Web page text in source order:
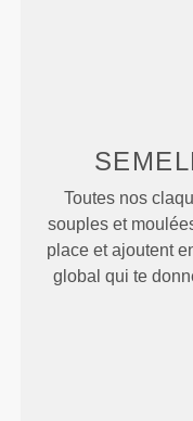
Toutes nos
souples et
place et ajoutent
global qui te